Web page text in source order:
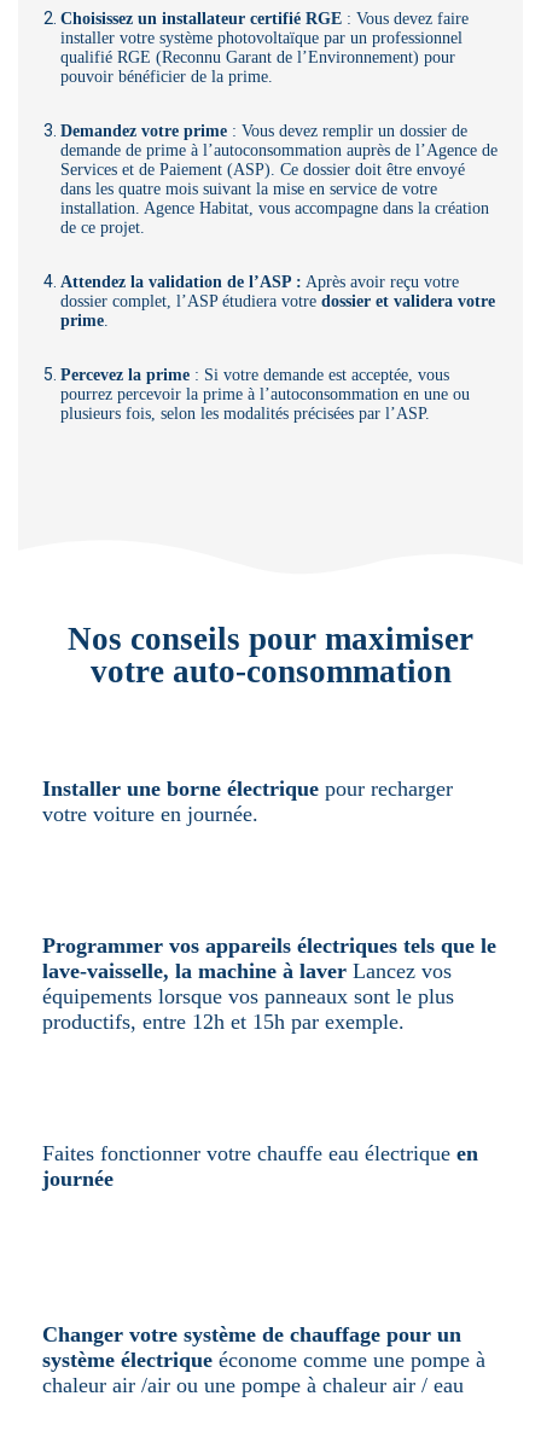
Choisissez un installateur certifié RGE : Vous devez faire
installer votre système photovoltaïque par un professionnel
qualifié RGE (Reconnu Garant de l’Environnement) pour
pouvoir bénéficier de la prime.
Demandez votre prime : Vous devez remplir un dossier de
demande de prime à l’autoconsommation auprès de l’Agence de
Services et de Paiement (ASP). Ce dossier doit être envoyé
dans les quatre mois suivant la mise en service de votre
installation. Agence Habitat, vous accompagne dans la création
de ce projet.
Attendez la validation de l’ASP : Après avoir reçu votre
dossier complet, l’ASP étudiera votre dossier et validera votre
prime.
Percevez la prime : Si votre demande est acceptée, vous
pourrez percevoir la prime à l’autoconsommation en une ou
plusieurs fois, selon les modalités précisées par l’ASP.
Nos conseils pour maximiser
votre auto-consommation
Installer une borne électrique pour recharger
votre voiture en journée.
Programmer vos appareils électriques tels que le
lave-vaisselle, la machine à laver Lancez vos
équipements lorsque vos panneaux sont le plus
productifs, entre 12h et 15h par exemple.
Faites fonctionner votre chauffe eau électrique en
journée
Changer votre système de chauffage pour un
système électrique économe comme une pompe à
chaleur air /air ou une pompe à chaleur air / eau